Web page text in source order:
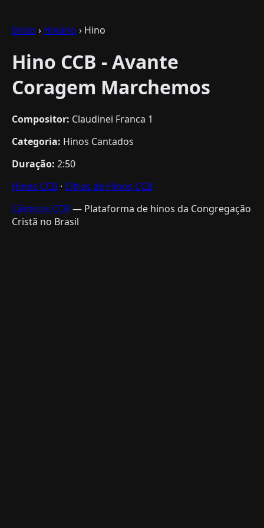
Início › Hinário › Hino
Hino CCB - Avante
Coragem Marchemos
Compositor: Claudinei Franca 1
Categoria: Hinos Cantados
Duração: 2:50
Hinos CCB · Cifras de Hinos CCB
Cânticos CCB— Plataforma de hinos da Congregação
Cristã no Brasil